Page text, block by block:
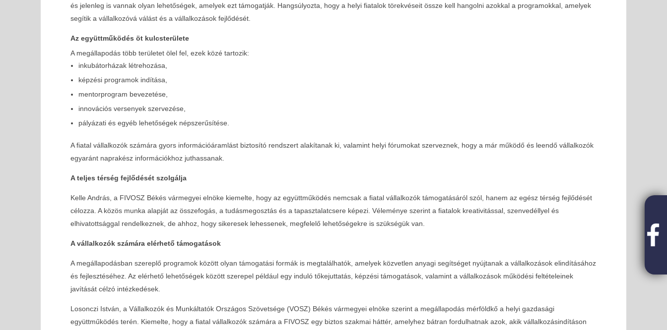
MOST NÉZED
Együttműködés a fiatal vállalkozók támogatásáért Békés
03-03
és jelenleg is vannak olyan lehetőségek, amelyek ezt támogatják. Hangsúlyozta, hogy a helyi fiatalok törekvéseit össze kell hangolni azokkal a programokkal, amelyek
segítik a vállalkozóvá válást és a vállalkozások fejlődését.
Az együttműködés öt kulcsterülete
A megállapodás több területet ölel fel, ezek közé tartozik:
inkubátorházak létrehozása,
képzési programok indítása,
mentorprogram bevezetése,
innovációs versenyek szervezése,
pályázati és egyéb lehetőségek népszerűsítése.
A fiatal vállalkozók számára gyors információáramlást biztosító rendszert alakítanak ki, valamint helyi fórumokat szerveznek, hogy a már működő és leendő vállalkozók
egyaránt naprakész információkhoz juthassanak.
A teljes térség fejlődését szolgálja
Kelle András, a FIVOSZ Békés vármegyei elnöke kiemelte, hogy az együttműködés nemcsak a fiatal vállalkozók támogatásáról szól, hanem az egész térség fejlődését
célozza. A közös munka alapját az összefogás, a tudásmegosztás és a tapasztalatcsere képezi. Véleménye szerint a fiatalok kreativitással, szenvedéllyel és
elhivatottsággal rendelkeznek, de ahhoz, hogy sikeresek lehessenek, megfelelő lehetőségekre is szükségük van.
A vállalkozók számára elérhető támogatások
A megállapodásban szereplő programok között olyan támogatási formák is megtalálhatók, amelyek közvetlen anyagi segítséget nyújtanak a vállalkozások elindításához
és fejlesztéséhez. Az elérhető lehetőségek között szerepel például egy induló tőkejuttatás, képzési támogatások, valamint a vállalkozások működési feltételeinek
javítását célzó intézkedések.
Losonczi István, a Vállalkozók és Munkáltatók Országos Szövetsége (VOSZ) Békés vármegyei elnöke szerint a megállapodás mérföldkő a helyi gazdasági
együttműködés terén. Kiemelte, hogy a fiatal vállalkozók számára a FIVOSZ egy biztos szakmai háttér, amelyhez bátran fordulhatnak azok, akik vállalkozásindításon